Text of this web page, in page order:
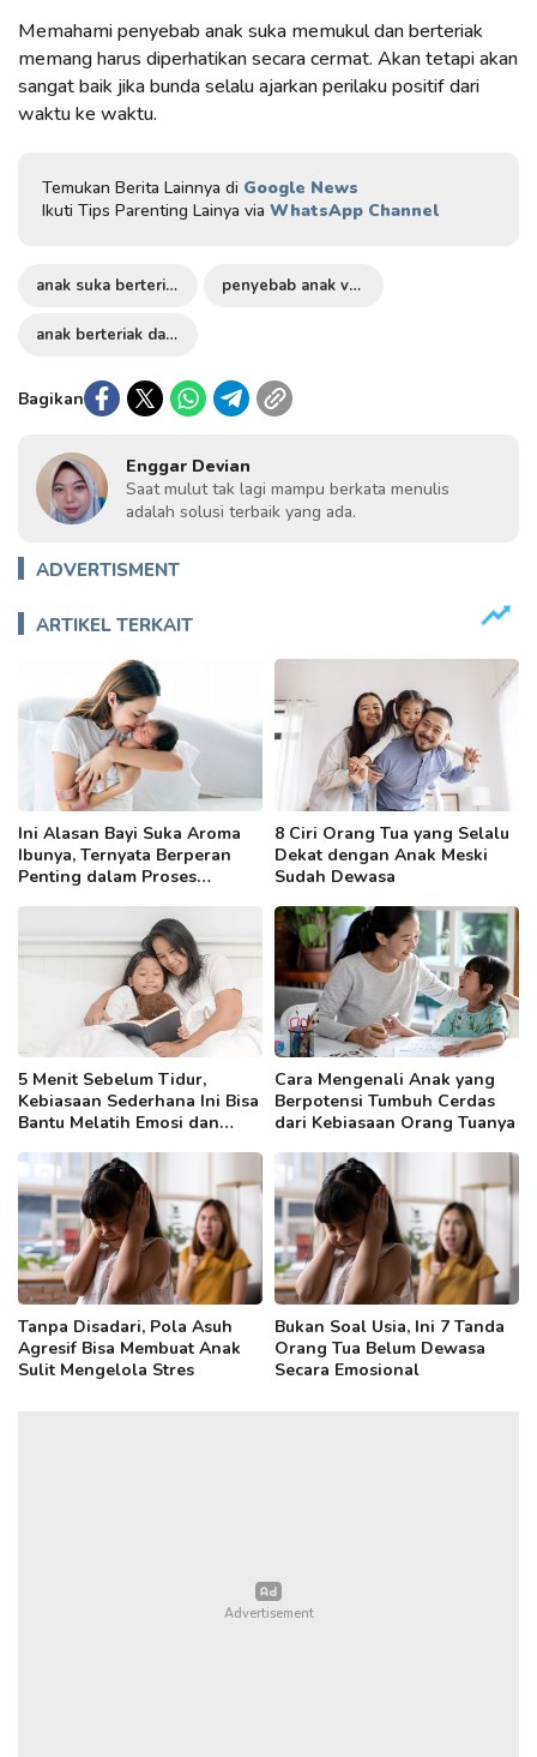
Memahami penyebab anak suka memukul dan berteriak
memang harus diperhatikan secara cermat. Akan tetapi akan
sangat baik jika bunda selalu ajarkan perilaku positif dari
waktu ke waktu.
Temukan Berita Lainnya di Google News
Ikuti Tips Parenting Lainya via WhatsApp Channel
anak suka berteriak penyebab anak verteriak
anak berteriak dan memukul
Bagikan
Enggar Devian
Saat mulut tak lagi mampu berkata menulis
adalah solusi terbaik yang ada.
ADVERTISMENT
ARTIKEL TERKAIT
Ini Alasan Bayi Suka Aroma
Ibunya, Ternyata Berperan
Penting dalam Proses
8 Ciri Orang Tua yang Selalu
Dekat dengan Anak Meski
Sudah Dewasa
5 Menit Sebelum Tidur,
Kebiasaan Sederhana Ini Bisa
Bantu Melatih Emosi dan
Cara Mengenali Anak yang
Berpotensi Tumbuh Cerdas
dari Kebiasaan Orang Tuanya
Tanpa Disadari, Pola Asuh
Agresif Bisa Membuat Anak
Sulit Mengelola Stres
Bukan Soal Usia, Ini 7 Tanda
Orang Tua Belum Dewasa
Secara Emosional